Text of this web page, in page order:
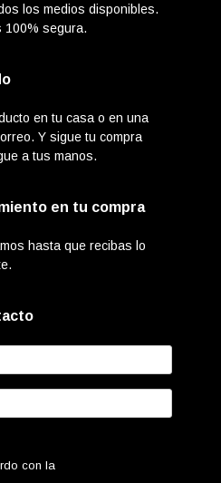
los medios disponibles.
100% segura.
en tu casa o en una
Y sigue tu compra
a tus manos.
en tu compra
hasta que recibas lo
con la